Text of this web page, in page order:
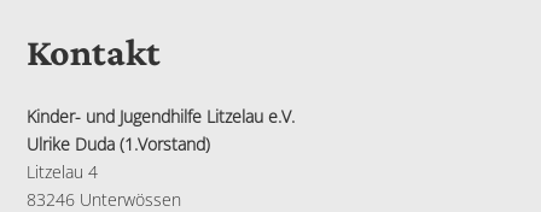
Kontakt
Kinder- und Jugendhilfe Litzelau e.V.
Ulrike Duda (1.Vorstand)
Litzelau 4
83246 Unterwössen